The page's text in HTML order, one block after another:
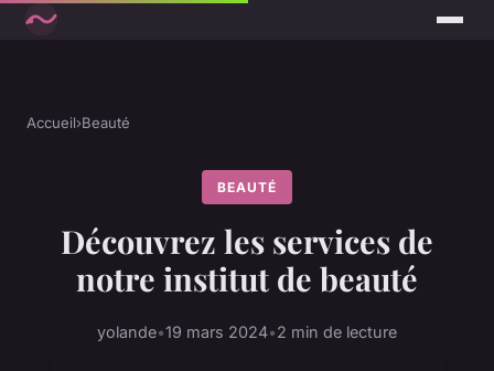
Accueil›Beauté
BEAUTÉ
Découvrez les services de
notre institut de beauté
yolande•19 mars 2024•2 min de lecture